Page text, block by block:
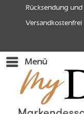
Rücksendung
Menü